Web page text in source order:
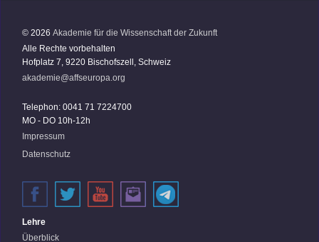
© 2026 Akademie für die Wissenschaft der Zukunft
Alle Rechte vorbehalten
Hofplatz 7, 9220 Bischofszell, Schweiz
akademie@affseuropa.org
Telephon: 0041 71 7224700
MO - DO 10h-12h
Impressum
Datenschutz
Lehre
Überblick